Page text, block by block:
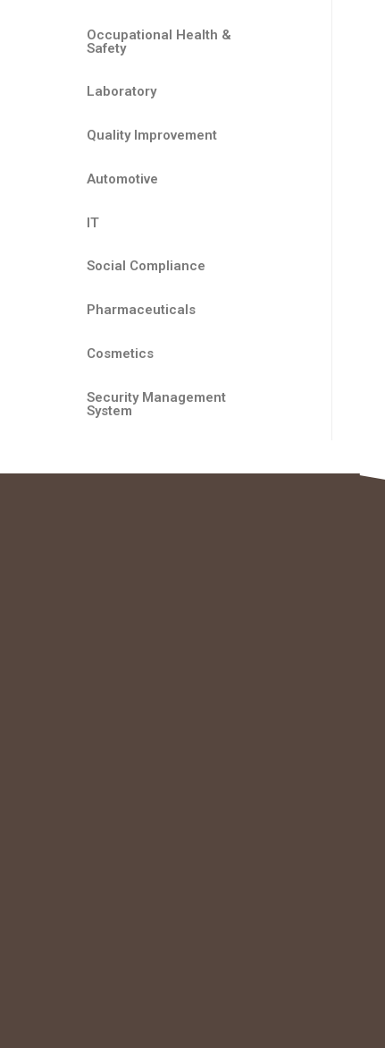
Occupational Health &
Safety
Laboratory
Quality Improvement
Automotive
IT
Social Compliance
Pharmaceuticals
Cosmetics
Security Management
System